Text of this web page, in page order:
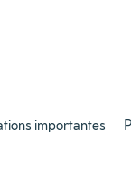
importantes